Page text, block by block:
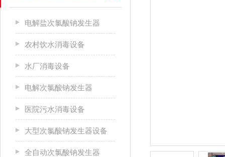
电解盐次氯酸钠发生器
农村饮水消毒设备
水厂消毒设备
电解次氯酸钠发生器
医院污水消毒设备
大型次氯酸钠发生器设备
全自动次氯酸钠发生器